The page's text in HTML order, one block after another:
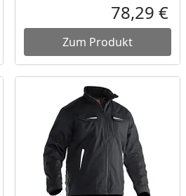
Preis 78,29 €
Zum Produkt